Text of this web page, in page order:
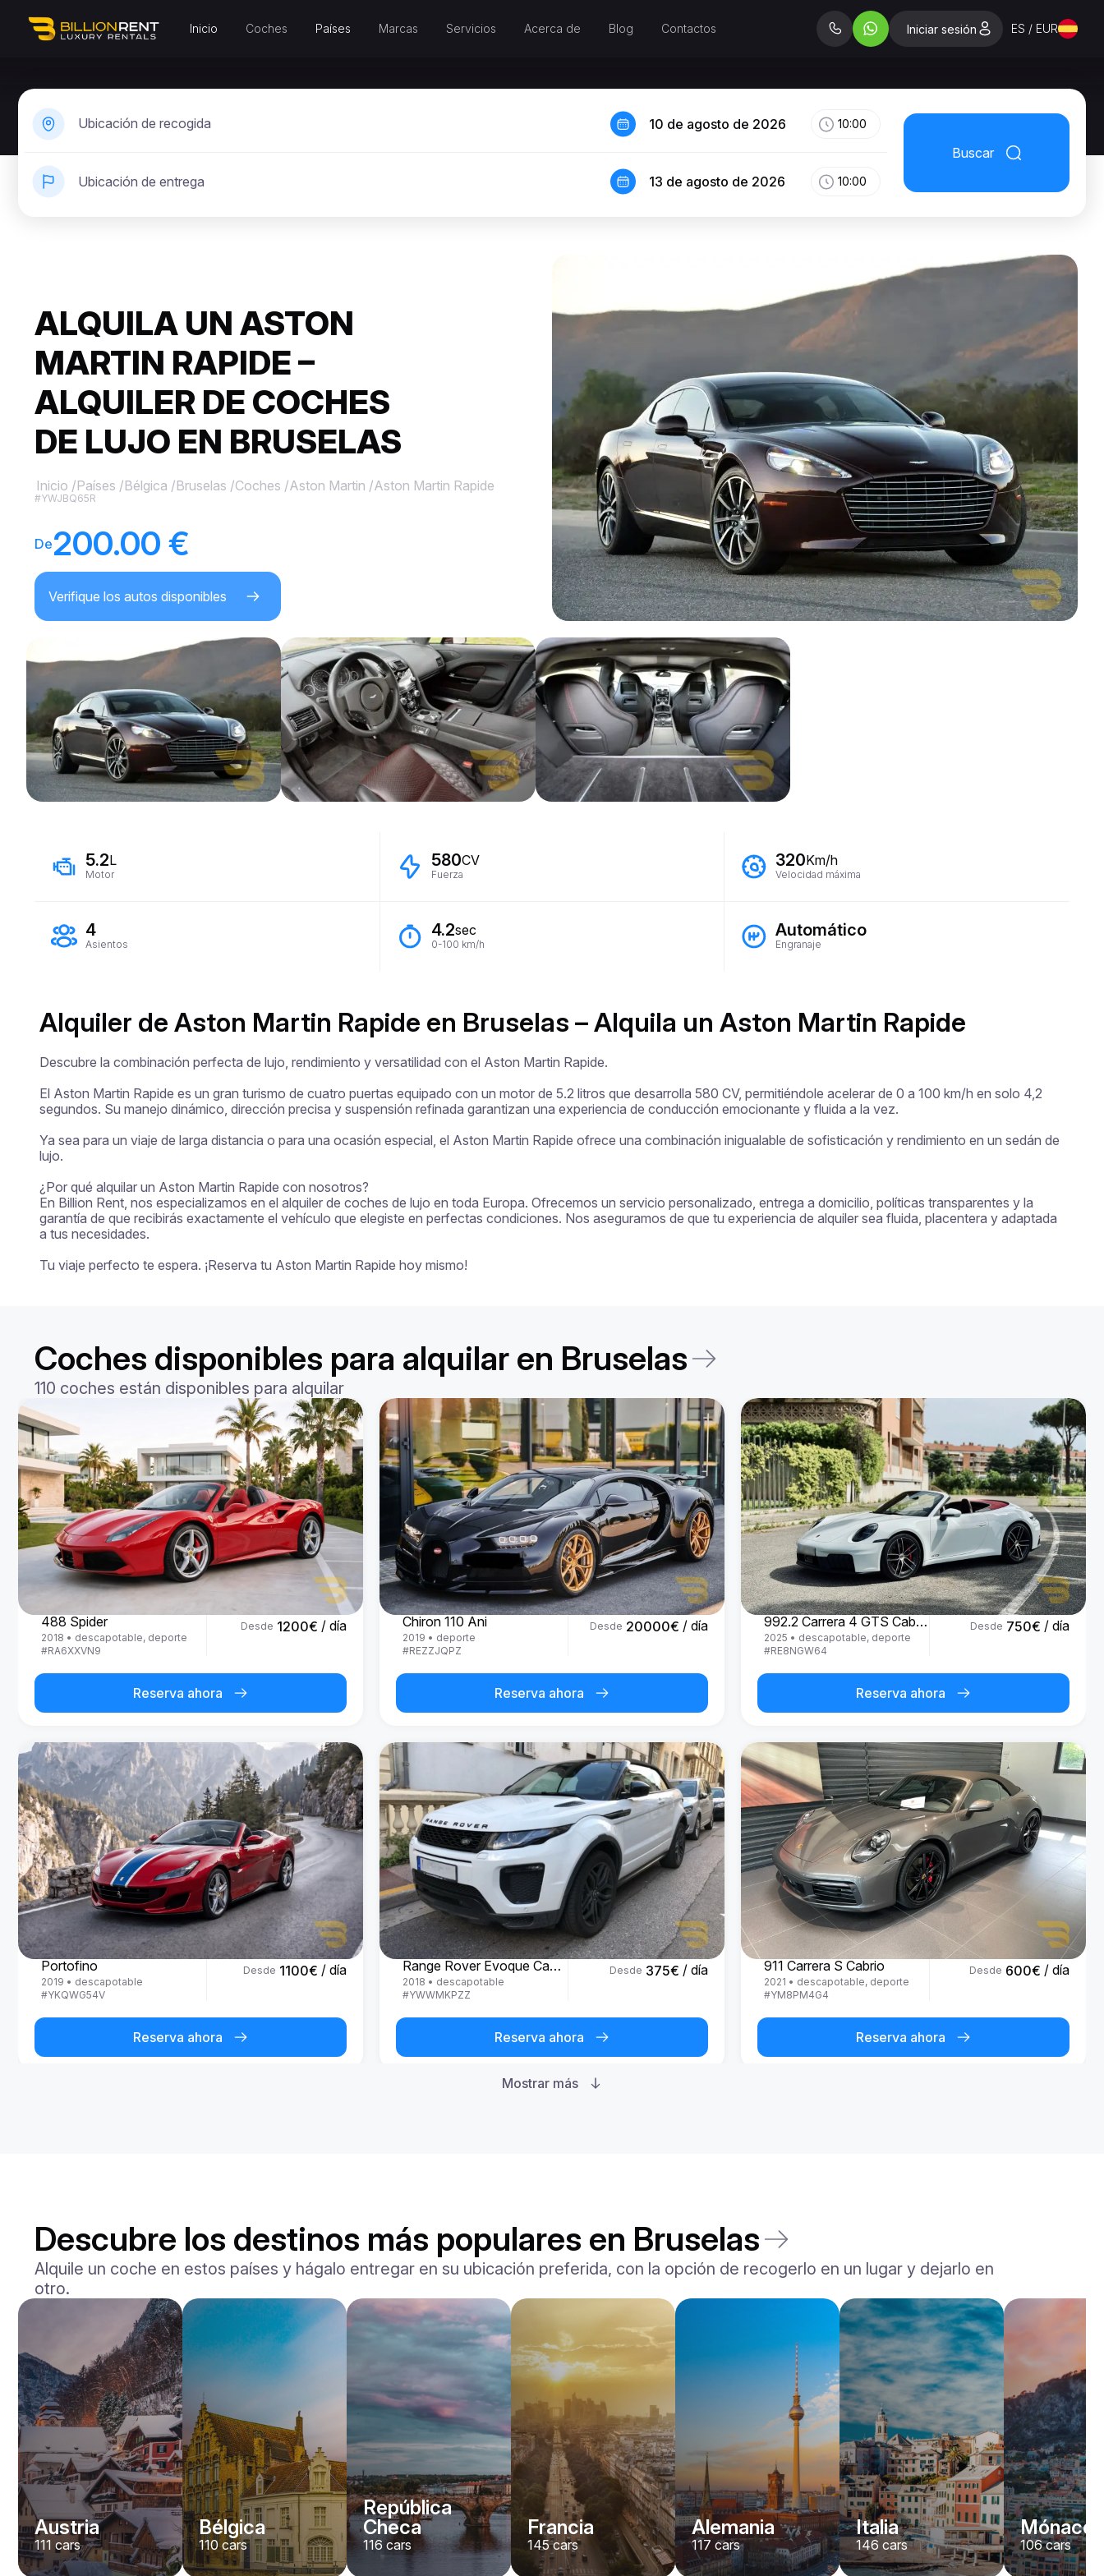
Inicio Coches Países Marcas Servicios Acerca de Blog Contactos Iniciar sesión ES / EUR
Ubicación de recogida
Ubicación de entrega
10 de agosto de 2026 10:00
13 de agosto de 2026 10:00
Buscar
ALQUILA UN ASTON
MARTIN RAPIDE –
ALQUILER DE COCHES
DE LUJO EN BRUSELAS
Inicio /Países /Bélgica /Bruselas /Coches /Aston Martin /Aston Martin Rapide
#YWJBQ65R
De200.00 €
Verifique los autos disponibles
5.2L
Motor
580CV
Fuerza
320Km/h
Velocidad máxima
4
Asientos
4.2sec
0-100 km/h
Automático
Engranaje
Alquiler de Aston Martin Rapide en Bruselas – Alquila un Aston Martin Rapide
Descubre la combinación perfecta de lujo, rendimiento y versatilidad con el Aston Martin Rapide.
El Aston Martin Rapide es un gran turismo de cuatro puertas equipado con un motor de 5.2 litros que desarrolla 580 CV, permitiéndole acelerar de 0 a 100 km/h en solo 4,2
segundos. Su manejo dinámico, dirección precisa y suspensión refinada garantizan una experiencia de conducción emocionante y fluida a la vez.
Ya sea para un viaje de larga distancia o para una ocasión especial, el Aston Martin Rapide ofrece una combinación inigualable de sofisticación y rendimiento en un sedán de
lujo.
¿Por qué alquilar un Aston Martin Rapide con nosotros?
En Billion Rent, nos especializamos en el alquiler de coches de lujo en toda Europa. Ofrecemos un servicio personalizado, entrega a domicilio, políticas transparentes y la
garantía de que recibirás exactamente el vehículo que elegiste en perfectas condiciones. Nos aseguramos de que tu experiencia de alquiler sea fluida, placentera y adaptada
a tus necesidades.
Tu viaje perfecto te espera. ¡Reserva tu Aston Martin Rapide hoy mismo!
Coches disponibles para alquilar en Bruselas
110 coches están disponibles para alquilar
488 Spider
2018 • descapotable, deporte
#RA6XXVN9
Desde 1200€ / día
Reserva ahora
Bugatti
Chiron 110 Ani
2019 • deporte
#REZZJQPZ
Desde 20000€ / día
Reserva ahora
Porsche
992.2 Carrera 4 GTS Cabrio '25
2025 • descapotable, deporte
#RE8NGW64
Desde 750€ / día
Reserva ahora
Ferrari
Portofino
2019 • descapotable
#YKQWG54V
Desde 1100€ / día
Reserva ahora
Land Rover
Range Rover Evoque Cabrio
2018 • descapotable
#YWWMKPZZ
Desde 375€ / día
Reserva ahora
Porsche
911 Carrera S Cabrio
2021 • descapotable, deporte
#YM8PM4G4
Desde 600€ / día
Reserva ahora
Mercedes Benz
Maybach S-klasse 580
Desde 750€ / día
Reserva ahora
F8 Spider
2022
descapotable, deporte
€
Reserva ahora
descapotable
YJPXZKDA
Desde 2200
Reserva ahora
Mostrar más
Descubre los destinos más populares en Bruselas
Alquile un coche en estos países y hágalo entregar en su ubicación preferida, con la opción de recogerlo en un lugar y dejarlo en
otro.
Austria
111 cars
Bélgica
110cars
República
Checa
116cars
Francia
145cars
Alemania
117 cars
Italia
146 cars
Mónaco
106cars